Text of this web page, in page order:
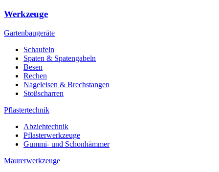
Werkzeuge
Gartenbaugeräte
Schaufeln
Spaten & Spatengabeln
Besen
Rechen
Nageleisen & Brechstangen
Stoßscharren
Pflastertechnik
Abziehtechnik
Pflasterwerkzeuge
Gummi- und Schonhämmer
Maurerwerkzeuge